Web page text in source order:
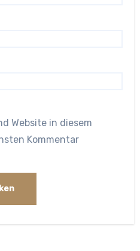
Website in diesem
Kommentar